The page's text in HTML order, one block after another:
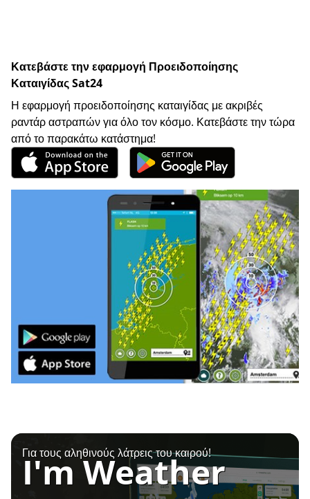
Κατεβάστε την εφαρμογή Προειδοποίησης
Καταιγίδας Sat24
Η εφαρμογή προειδοποίησης καταιγίδας με ακριβές
ραντάρ αστραπών για όλο τον κόσμο. Κατεβάστε την τώρα
από το παρακάτω κατάστημα!
Για τους αληθινούς λάτρεις του καιρού!
I'm Weather